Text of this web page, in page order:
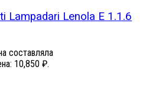
Lampadari Lenola E 1.1.6
составляла
10,850 ₽.